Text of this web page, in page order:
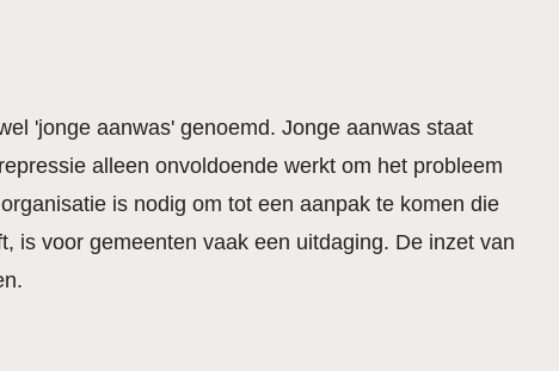
'jonge aanwas' genoemd. Jonge aanwas staat
alleen onvoldoende werkt om het probleem
is nodig om tot een aanpak te komen die
is voor gemeenten vaak een uitdaging. De inzet van